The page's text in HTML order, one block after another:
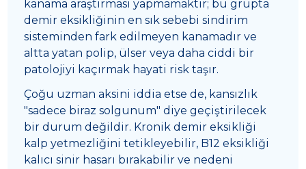
kanama araştırması yapmamaktır; bu grupta
demir eksikliğinin en sık sebebi sindirim
sisteminden fark edilmeyen kanamadır ve
altta yatan polip, ülser veya daha ciddi bir
patolojiyi kaçırmak hayati risk taşır.
Çoğu uzman aksini iddia etse de, kansızlık
"sadece biraz solgunum" diye geçiştirilecek
bir durum değildir. Kronik demir eksikliği
kalp yetmezliğini tetikleyebilir, B12 eksikliği
kalıcı sinir hasarı bırakabilir ve nedeni